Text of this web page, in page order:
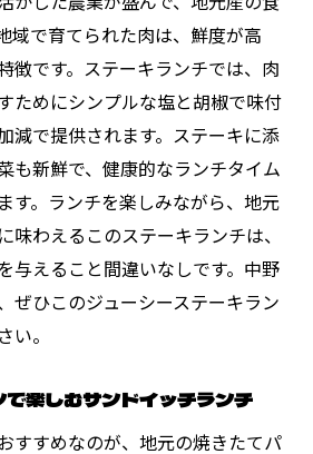
感ある美味しいランチ
が摂れるボリュームランチ
のコールドプレスジュース付
と共に味わうランチ
区地域に根差した食の楽しみ
と行く美食ツアーランチ
室で学ぶランチ作り体験
訪ねる収穫体験ランチ
域で育てられた肉は、鮮度が高
徴です。ステーキランチでは、肉
ためにシンプルな塩と胡椒で味付
減で提供されます。ステーキに添
も新鮮で、健康的なランチタイム
す。ランチを楽しみながら、地元
味わえるこのステーキランチは、
与えること間違いなしです。中野
ぜひこのジューシーステーキラン
い。
楽しむサンドイッチランチ
すすめなのが、地元の焼きたてパ